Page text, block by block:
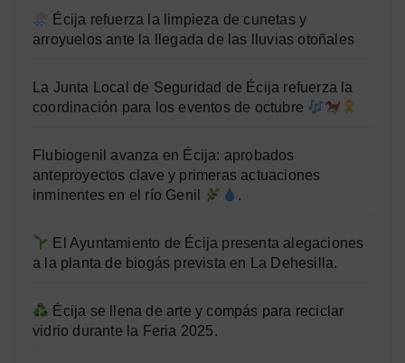
Écija refuerza la limpieza de cunetas y
arroyuelos ante la llegada de las lluvias otoñales
La Junta Local de Seguridad de Écija refuerza la
coordinación para los eventos de octubre
Flubiogenil avanza en Écija: aprobados
anteproyectos clave y primeras actuaciones
inminentes en el río Genil
.
El Ayuntamiento de Écija presenta alegaciones
a la planta de biogás prevista en La Dehesilla.
Écija se llena de arte y compás para reciclar
vidrio durante la Feria 2025.